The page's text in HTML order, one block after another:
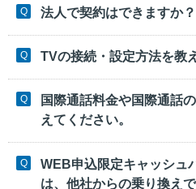
法人で契約はできますか？
TVの接続・設定方法を教
国際通話料金や国際通話
えてください。
WEB申込限定キャッシュ
は、他社からの乗り換え